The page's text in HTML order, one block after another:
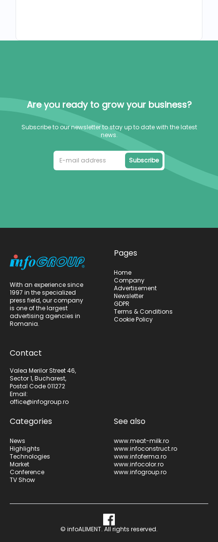
Are you ready to grow your business?
Subscribe to our newsletter to stay up to date with the latest
news.
Subscribe
With an experience since
1997 in the specialized
press field, our company
is one of the largest
advertising agencies in
Romania.
Contact
Valea Merilor Street 46,
Sector 1, Bucharest,
Postal Code 011272
Email:
office@infogroup.ro
Pages
Home
Company
Advertisement
Newsletter
GDPR
Terms & Conditions
Cookie Policy
Categories
News
Highlights
Technologies
Market
Conference
TV Show
See also
www.meat-milk.ro
www.infoconstruct.ro
www.infoferma.ro
www.infocolor.ro
www.infogroup.ro
© infoALIMENT. All rights reserved.